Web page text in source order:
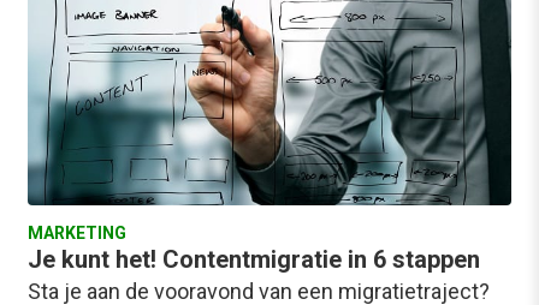
MARKETING
Je kunt het! Contentmigratie in 6 stappen
Sta je aan de vooravond van een migratietraject?